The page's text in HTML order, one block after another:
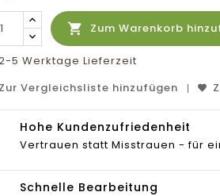
 Zum Warenkorb
5 Werktage Lieferzeit
Zur Vergleichsliste hinzufügen
Hohe Kundenzufriedenheit
Vertrauen statt Misstrauen - für
Schnelle Bearbeitung